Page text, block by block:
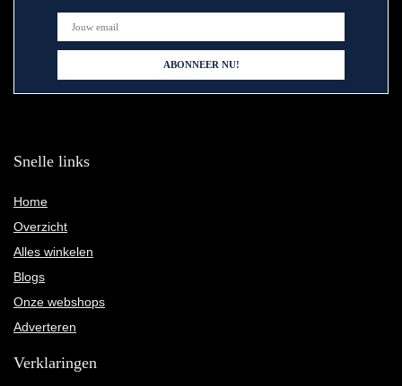
Snelle links
Home
Overzicht
Alles winkelen
Blogs
Onze webshops
Adverteren
Verklaringen